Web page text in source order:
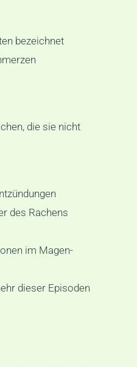
bezeichnet
die sie nicht
des Rachens
im Magen-
dieser Episoden